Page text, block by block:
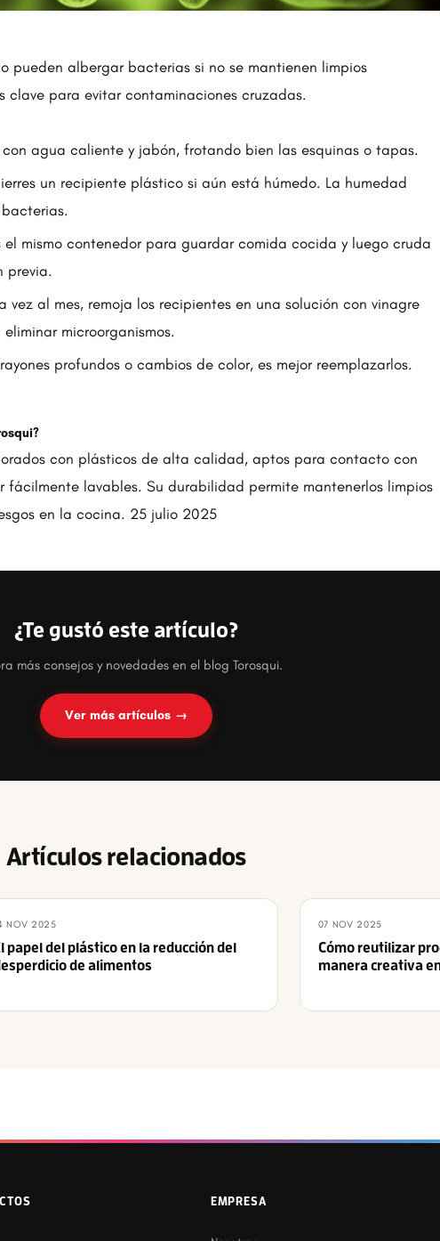
pueden albergar bacterias si no se mantienen limpios
clave para evitar contaminaciones cruzadas.
agua caliente y jabón, frotando bien las esquinas o tapas.
un recipiente plástico si aún está húmedo. La humedad
el mismo contenedor para guardar comida cocida y luego cruda
previa.
vez al mes, remoja los recipientes en una solución con vinagre
microorganismos.
profundos o cambios de color, es mejor reemplazarlos.
con plásticos de alta calidad, aptos para contacto con
fácilmente lavables. Su durabilidad permite mantenerlos limpios
en la cocina. 25 julio 2025
¿Te gustó este artículo?
más consejos y novedades en el blog Torosqui.
Ver más artículos →
Artículos relacionados
NOV 2025
papel del plástico en la reducción del
de alimentos
07 NOV 2025
Cómo reutilizar
manera creativa
EMPRESA